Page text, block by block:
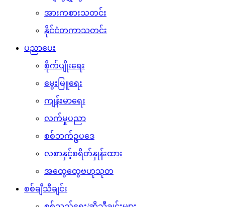
အားကစားသတင်း
နိုင်ငံတကာသတင်း
ပညာပေး
စိုက်ပျိုးရေး
မွေးမြူရေး
ကျန်းမာရေး
လက်မှုပညာ
စစ်ဘက်ဥပဒေ
လစာနှင့်စရိတ်နှုန်းထား
အထွေထွေဗဟုသုတ
စစ်ချီသီချင်း